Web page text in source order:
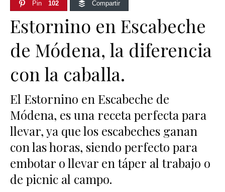
Pin 102 Compartir
Estornino en Escabeche
de Módena, la diferencia
con la caballa.
El Estornino en Escabeche de
Módena, es una receta perfecta para
llevar, ya que los escabeches ganan
con las horas, siendo perfecto para
embotar o llevar en táper al trabajo o
de picnic al campo.